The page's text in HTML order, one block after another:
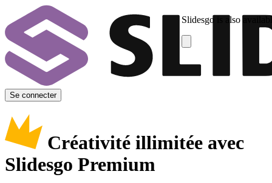
Slidesgo is also
Se connecter
Créativité illimitée avec
Slidesgo Premium